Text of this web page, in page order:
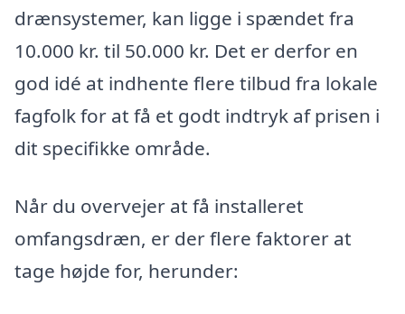
drænsystemer, kan ligge i spændet fra
10.000 kr. til 50.000 kr. Det er derfor en
god idé at indhente flere tilbud fra lokale
fagfolk for at få et godt indtryk af prisen i
dit specifikke område.
Når du overvejer at få installeret
omfangsdræn, er der flere faktorer at
tage højde for, herunder: